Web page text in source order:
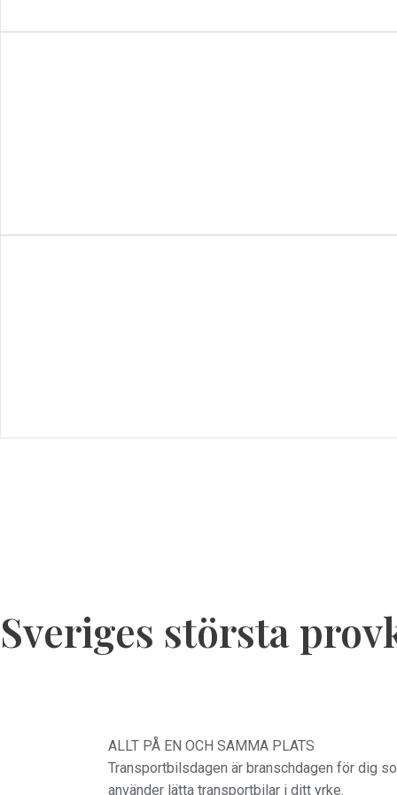
Sveriges största
ALLT PÅ EN OCH SAMMA PLATS
Transportbilsdagen är branschdagen för dig
använder lätta transportbilar i ditt yrke.